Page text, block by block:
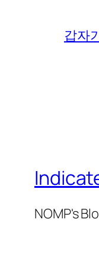
갑자
NOMP's